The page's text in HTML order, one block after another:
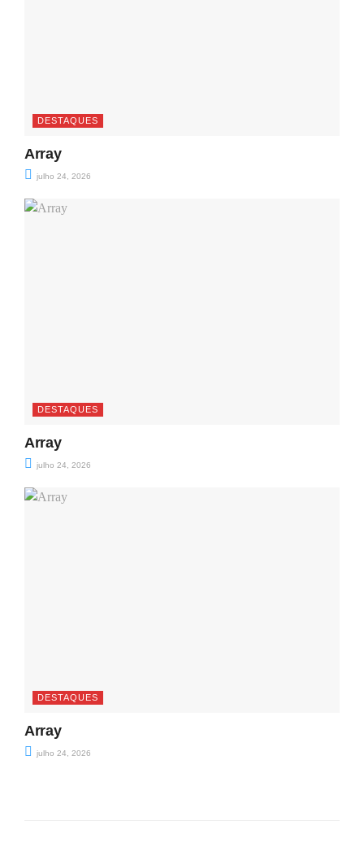
DESTAQUES
Array
julho 24, 2026
DESTAQUES
Array
julho 24, 2026
DESTAQUES
Array
julho 24, 2026